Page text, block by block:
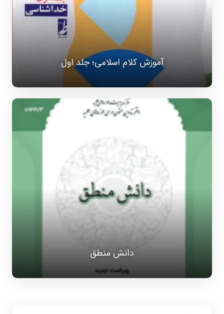
آموزش کلام اسلامی؛ جلد اول
دانش منطق